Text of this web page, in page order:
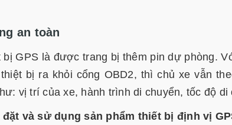
an toàn
bị GPS là được trang bị thêm pin dự phòng.
bị ra khỏi cổng OBD2, thì chủ xe vẫn
vị trí của xe, hành trình di chuyển, tốc độ
và sử dụng sản phẩm thiết bị định vị